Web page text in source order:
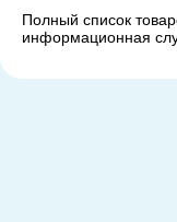
Полный список
информационная